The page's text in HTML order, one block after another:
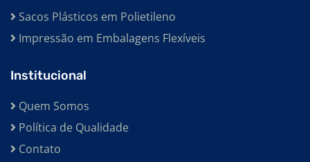
Sacos Plásticos em Polietileno
Impressão em Embalagens Flexíveis
Institucional
Quem Somos
Política de Qualidade
Contato